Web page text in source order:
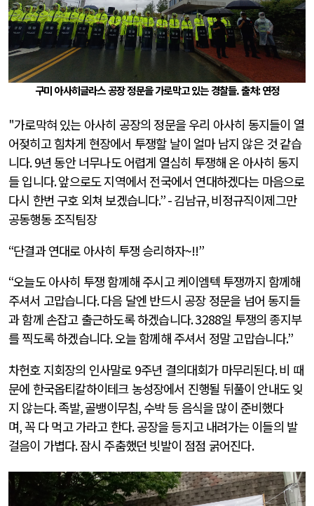
구미 아사히글라스 공장 정문을 가로막고 있는 경찰들.출처:연정
"가로막혀 있는 아사히 공장의 정문을 우리 아사히 동지들이 열
어젖히고 힘차게 현장에서 투쟁할 날이 얼마 남지 않은 것 같습
니다. 9년 동안 너무나도 어렵게 열심히 투쟁해 온 아사히 동지
들 입니다.앞으로도 지역에서 전국에서 연대하겠다는 마음으로
다시 한번 구호 외쳐 보겠습니다.” -김남규,비정규직이제그만
공동행동 조직팀장
“단결과 연대로 아사히 투쟁 승리하자~!!”
“오늘도 아사히 투쟁 함께해 주시고 케이엠텍 투쟁까지 함께해
주셔서 고맙습니다.다음 달엔 반드시 공장 정문을 넘어 동지들
과 함께 손잡고 출근하도록 하겠습니다. 3288일 투쟁의 종지부
를 찍도록 하겠습니다.오늘 함께해 주셔서 정말 고맙습니다.”
차헌호 지회장의 인사말로 9주년 결의대회가 마무리된다.비 때
문에 한국옵티칼하이테크 농성장에서 진행될 뒤풀이 안내도 잊
지 않는다.족발,골뱅이무침, 수박 등 음식을 많이 준비했다
며,꼭 다 먹고 가라고 한다.공장을 등지고 내려가는 이들의 발
걸음이 가볍다.잠시 주춤했던 빗발이 점점 굵어진다.